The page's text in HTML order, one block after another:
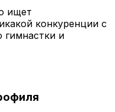
ищет
конкуренции с
гимнастки и